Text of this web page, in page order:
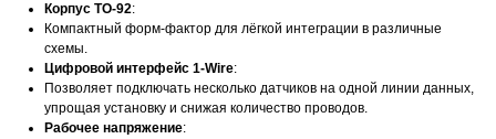
Корпус TO-92:
Компактный форм-фактор для лёгкой интеграции в различные
схемы.
Цифровой интерфейс 1-Wire:
Позволяет подключать несколько датчиков на одной линии данных,
упрощая установку и снижая количество проводов.
Рабочее напряжение: